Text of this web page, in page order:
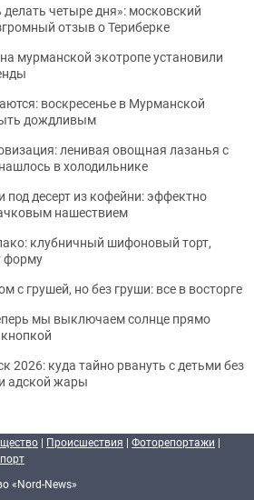
делать четыре дня»: московский
отзыв о Териберке
мурманской экотропе установили
воскресенье в Мурманской
дождливым
ленивая овощная лазанья с
в холодильнике
десерт из кофейни: эффектно
нашествием
клубничный шифоновый торт,
форму
с грушей, но без груши: все в восторге
мы выключаем солнце прямо
2026: куда тайно рвануть с детьми без
адской жары
| Происшествия | Фоторепортажи |
«Nord-News»